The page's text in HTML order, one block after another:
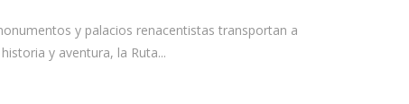
y palacios renacentistas transportan a
y aventura, la Ruta...